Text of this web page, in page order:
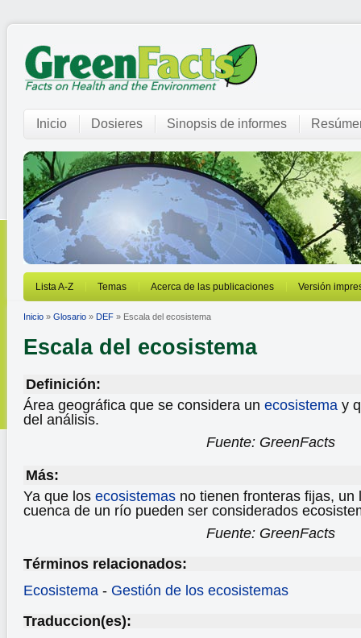
Inicio Dosieres Sinopsis de informes
Lista A-Z Temas Acerca de las publicaciones Versión
Inicio » Glosario » DEF » Escala del ecosistema
Escala del ecosistema
Definición:
Área geográfica que se considera un ecosistema y
del análisis.
Fuente: GreenFacts
Más:
Ya que los ecosistemas no tienen fronteras fijas, un
cuenca de un río pueden ser considerados
Fuente: GreenFacts
Términos relacionados:
Ecosistema - Gestión de los ecosistemas
Traduccion(es):